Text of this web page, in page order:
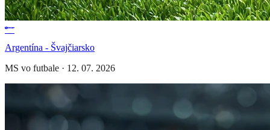
Argentína - Švajčiarsko
MS vo futbale · 12. 07. 2026